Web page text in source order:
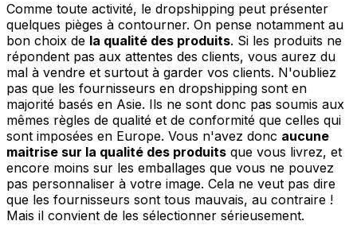
Comme toute activité, le dropshipping peut présenter
quelques pièges à contourner. On pense notamment au
bon choix de la qualité des produits. Si les produits ne
répondent pas aux attentes des clients, vous aurez du
mal à vendre et surtout à garder vos clients. N'oubliez
pas que les fournisseurs en dropshipping sont en
majorité basés en Asie. Ils ne sont donc pas soumis aux
mêmes règles de qualité et de conformité que celles qui
sont imposées en Europe. Vous n'avez donc aucune
maitrise sur la qualité des produits que vous livrez, et
encore moins sur les emballages que vous ne pouvez
pas personnaliser à votre image. Cela ne veut pas dire
que les fournisseurs sont tous mauvais, au contraire !
Mais il convient de les sélectionner sérieusement.